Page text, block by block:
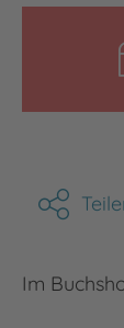
Im